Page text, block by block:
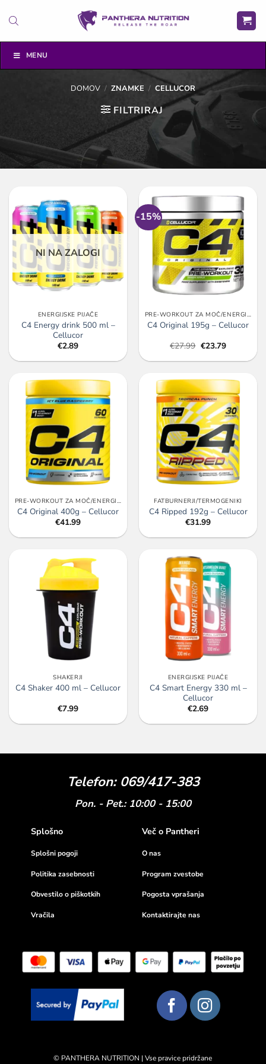
na
MENU
DOMOV / ZNAMKE / CELLUCOR
FILTRIRAJ
NI NA ZALOGI
ENERGIJSKE PIJAČE
C4 Energy drink 500 ml –
Cellucor
€2.89
-15%
PRE-WORKOUT ZA MOČ/ENERGIJO/PUMP
C4 Original 195g – Cellucor
€27.99 Izvirna
cena
je
€27.99.
€23.79Trenutna
je:
PRE-WORKOUT ZA MOČ/ENERGIJO/PUMP
C4 Original 400g – Cellucor
€41.99
FATBURNERJI/TERMOGENIKI
C4 Ripped 192g – Cellucor
€31.99
SHAKERJI
C4 Shaker 400 ml – Cellucor
€7.99
ENERGIJSKE PIJAČE
C4 Smart Energy 330 ml –
Cellucor
€2.69
Telefon: 069/417-383
Pon. - Pet.: 10:00 - 15:00
Splošno
Splošni pogoji
Politika zasebnosti
Obvestilo o piškotkih
Vračila
Več o Pantheri
O nas
Program zvestobe
Pogosta vprašanja
Kontaktirajte nas
© PANTHERA NUTRITION | Vse pravice pridržane